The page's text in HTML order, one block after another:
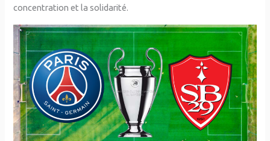
concentration et la solidarité.